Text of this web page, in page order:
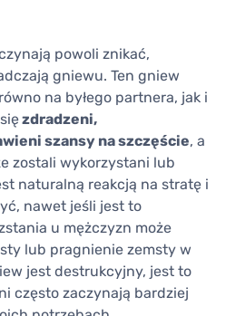
powoli znikać,
gniewu. Ten gniew
na byłego partnera, jak i
zdradzeni,
szansy na szczęście, a
zostali wykorzystani lub
naturalną reakcją na stratę i
nawet jeśli jest to
u mężczyzn może
lub pragnienie zemsty w
jest destrukcyjny, jest to
często zaczynają bardziej